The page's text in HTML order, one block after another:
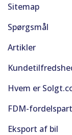
Sitemap
Spørgsmål
Artikler
Hvem er
FDM-
Eksport af bil